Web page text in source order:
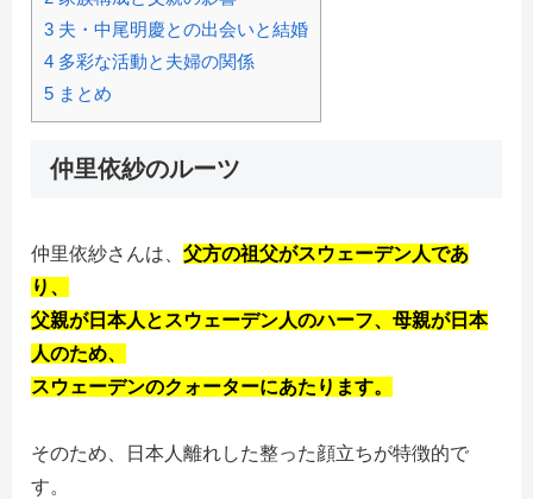
3 夫・中尾明慶との出会いと結婚
4 多彩な活動と夫婦の関係
5 まとめ
仲里依紗のルーツ
仲里依紗さんは、 父方の祖父がスウェーデン人であ
り、
父親が日本人とスウェーデン人のハーフ、母親が日本
人のため、
スウェーデンのクォーターにあたります。
そのため、日本人離れした整った顔立ちが特徴的で
す。